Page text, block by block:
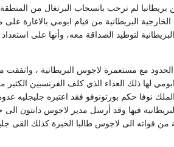
أعلنت البرتغال انسحابها نهائية من المنطقة الساحلية (1). ولكن بريطانيا لم ترحب
البريطانية من قيام ابومي بالاغارة
لتوطيد الصداقة معه، وأنها على استعداد
مع مستعمرة لاجوس البريطانية ، واتفقت
واجعت من جديد عداء ملك ابومي لها ذلك العداء الذي كلف
نوفا حكم بورتونوفو فقد اعتبره جليجليه
فيها وقد أرسل مدير لاجوس دانتون
وأن الملك نوفا اتجاه في أول ابريل 1889 ومعه اربعمائة من قواته الى لاجوس